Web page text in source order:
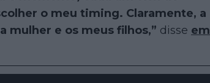
o meu timing. Claramente, a
mulher e os meus filhos,” disse em